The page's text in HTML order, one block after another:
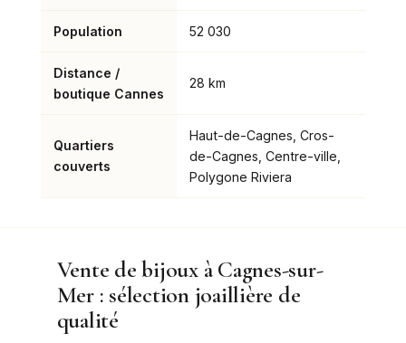
Population 52 030
Distance /
boutique Cannes
28 km
Quartiers
couverts
Haut-de-Cagnes, Cros-
de-Cagnes, Centre-ville,
Polygone Riviera
Vente de bijoux à Cagnes-sur-
Mer : sélection joaillière de
qualité